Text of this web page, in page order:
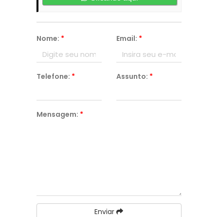
Nome: * Email: *
Telefone: * Assunto: *
Mensagem: *
Enviar